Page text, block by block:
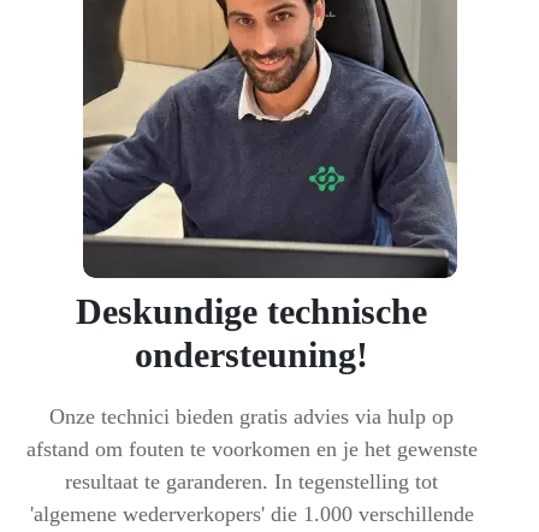
Deskundige technische
ondersteuning!
Onze technici bieden gratis advies via hulp op
afstand om fouten te voorkomen en je het gewenste
resultaat te garanderen. In tegenstelling tot
'algemene wederverkopers' die 1.000 verschillende